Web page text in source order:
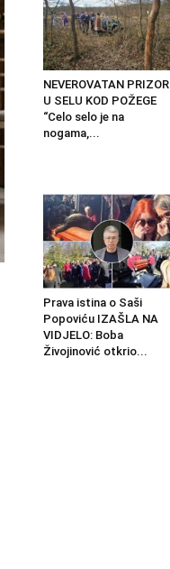
NEVEROVATAN PRIZOR
U SELU KOD POŽEGE
“Celo selo je na
nogama,...
Prava istina o Saši
Popoviću IZAŠLA NA
VIDJELO: Boba
Živojinović otkrio...